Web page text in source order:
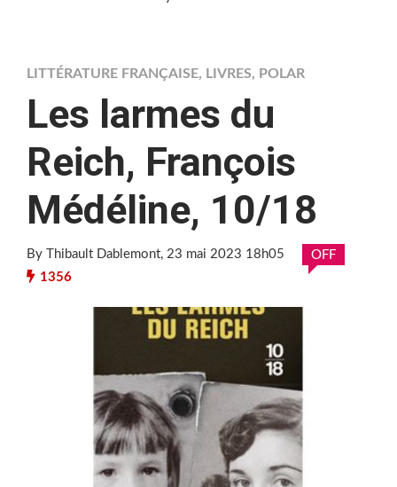
LITTÉRATURE FRANÇAISE, LIVRES, POLAR
Les larmes du
Reich, François
Médéline, 10/18
By Thibault Dablemont, 23 mai 2023 18h05
OFF
1356